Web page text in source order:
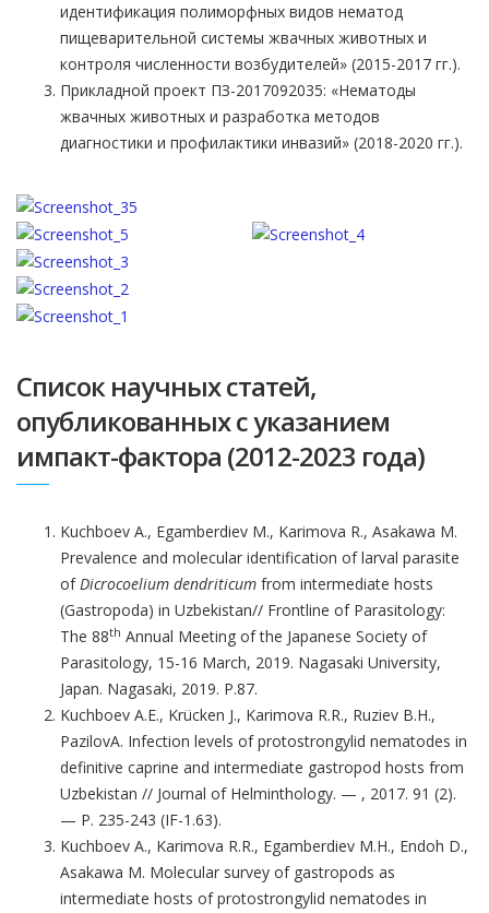
идентификация полиморфных видов нематод
пищеварительной системы жвачных животных и
контроля численности возбудителей» (2015-2017 гг.).
Прикладной проект ПЗ-2017092035: «Нематоды
жвачных животных и разработка методов
диагностики и профилактики инвазий» (2018-2020 гг.).
Список научных статей,
опубликованных с указанием
импакт-фактора (2012-2023 года)
Kuchboev A., Egamberdiev M., Karimova R., Asakawa M.
Prevalence and molecular identification of larval parasite
ofDicrocoelium dendriticum from intermediate hosts
(Gastropoda) in Uzbekistan// Frontline of Parasitology:
The 88th Annual Meeting of the Japanese Society of
Parasitology, 15-16 March, 2019. Nagasaki University,
Japan. Nagasaki, 2019. P.87.
Kuchboev A.E., Krücken J., Karimova R.R., Ruziev B.H.,
PazilovА. Infection levels of protostrongylid nematodes in
definitive caprine and intermediate gastropod hosts from
Uzbekistan // Journal of Helminthology. — , 2017. 91 (2).
— P. 235-243 (IF-1.63).
Kuchboev A., Karimova R.R., Egamberdiev M.H., Endoh D.,
Asakawa M. Molecular survey of gastropods as
intermediate hosts of protostrongylid nematodes in